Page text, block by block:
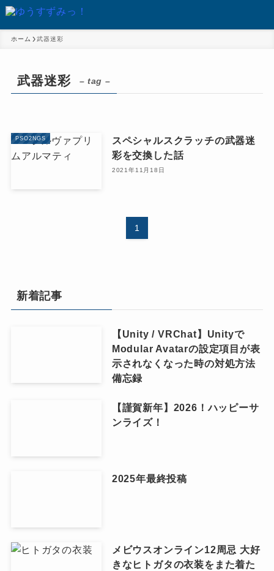
ホーム 武器迷彩
武器迷彩 – tag –
PSO2NGS
スペシャルスクラッチの武器迷
彩を交換した話
2021年11月18日
1
新着記事
【Unity / VRChat】Unityで
Modular Avatarの設定項目が表
示されなくなった時の対処方法
備忘録
【謹賀新年】2026！ハッピーサ
ンライズ！
2025年最終投稿
メビウスオンライン12周忌 大好
きなヒトガタの衣装をまた着た